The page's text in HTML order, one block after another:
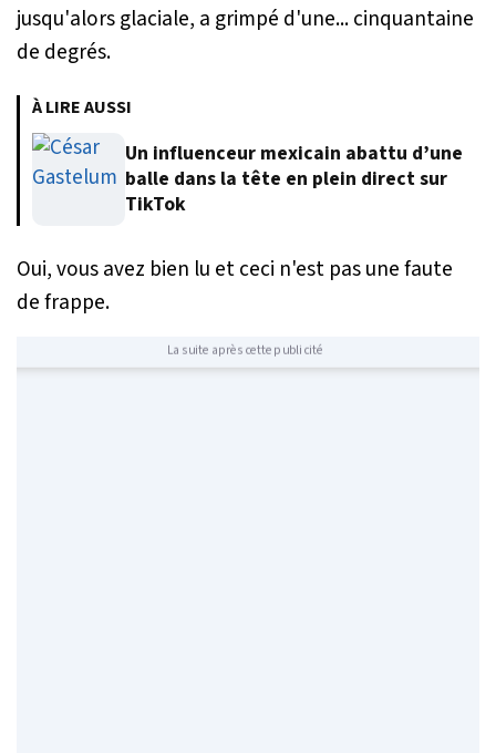
jusqu'alors glaciale, a grimpé d'une... cinquantaine
de degrés.
À LIRE AUSSI
Un influenceur mexicain abattu d’une
balle dans la tête en plein direct sur
TikTok
Oui, vous avez bien lu et ceci n'est pas une faute
de frappe.
La suite après cette publicité